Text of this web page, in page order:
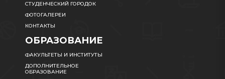
СТУДЕНЧЕСКИЙ ГОРОДОК
ФОТОГАЛЕРЕИ
КОНТАКТЫ
ОБРАЗОВАНИЕ
ФАКУЛЬТЕТЫ И ИНСТИТУТЫ
ДОПОЛНИТЕЛЬНОЕ
ОБРАЗОВАНИЕ